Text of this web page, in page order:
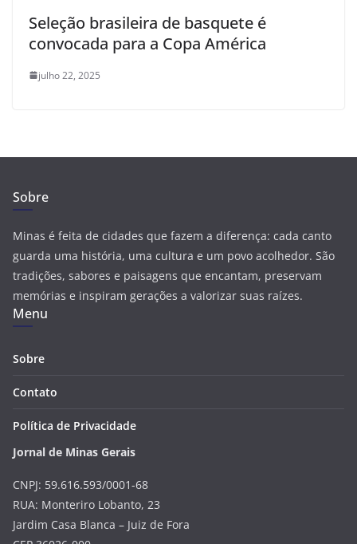
Seleção brasileira de basquete é
convocada para a Copa América
julho 22, 2025
Sobre
Minas é feita de cidades que fazem a diferença: cada canto
guarda uma história, uma cultura e um povo acolhedor. São
tradições, sabores e paisagens que encantam, preservam
memórias e inspiram gerações a valorizar suas raízes.
Menu
Sobre
Contato
Política de Privacidade
Jornal de Minas Gerais
CNPJ: 59.616.593/0001-68
RUA: Monteriro Lobanto, 23
Jardim Casa Blanca – Juiz de Fora